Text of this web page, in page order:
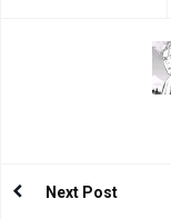
Next Post